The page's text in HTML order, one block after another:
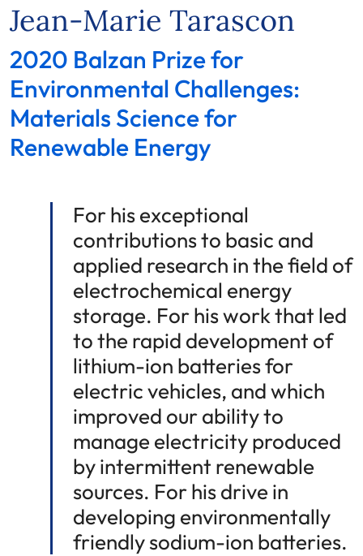
Jean-Marie Tarascon
2020 Balzan Prize for
Environmental Challenges:
Materials Science for
Renewable Energy
For his exceptional
contributions to basic and
applied research in the field of
electrochemical energy
storage. For his work that led
to the rapid development of
lithium-ion batteries for
electric vehicles, and which
improved our ability to
manage electricity produced
by intermittent renewable
sources. For his drive in
developing environmentally
friendly sodium-ion batteries.